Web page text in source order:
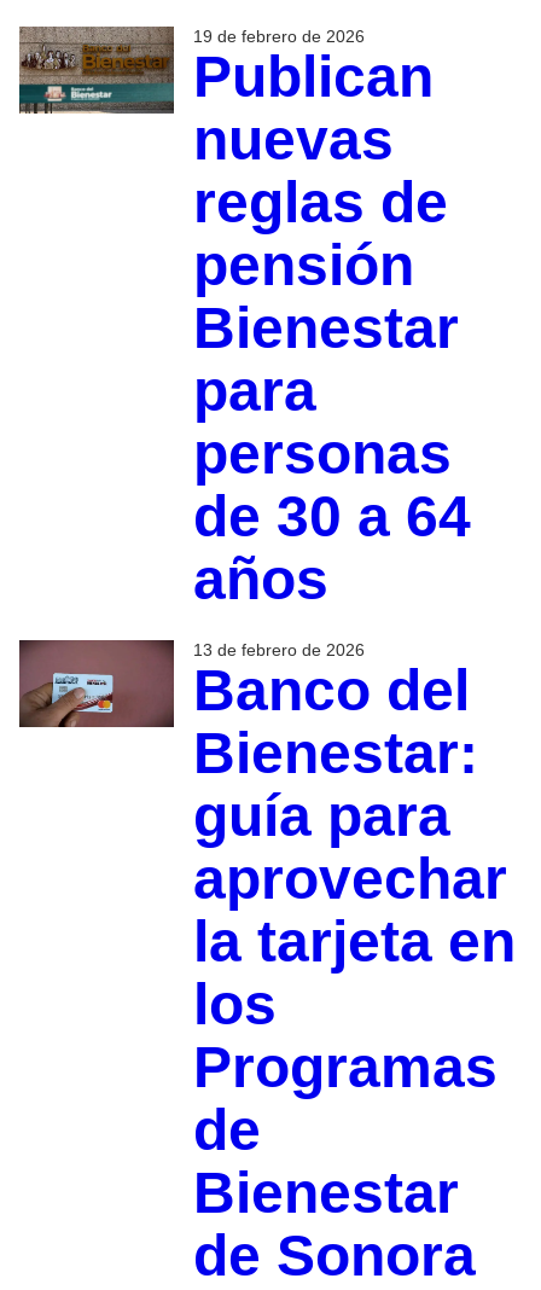
19 de febrero de 2026
Publican
nuevas
reglas de
pensión
Bienestar
para
personas
de 30 a 64
años
13 de febrero de 2026
Banco del
Bienestar:
guía para
aprovechar
la tarjeta en
los
Programas
de
Bienestar
de Sonora